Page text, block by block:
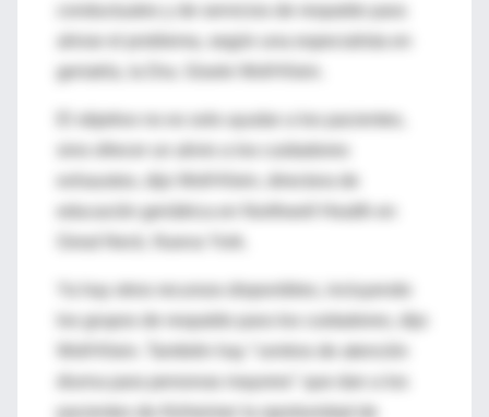
conductuales y de servicios de respaldo para
aliviar el problema, según una especialista en
geriatría, la Dra. Gisele Wolf-Klein.
educación geriátrica en Northwell Health en
los grupos de respaldo para los cuidadores, dijo
diurna para personas mayores" que dan a los